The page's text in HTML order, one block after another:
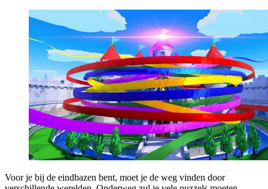
Voor je bij de eindbazen bent, moet je de weg vinden door